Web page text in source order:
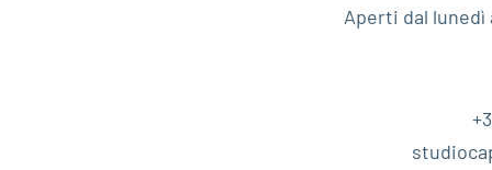
Aperti dal